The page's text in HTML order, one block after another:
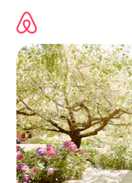
contenido